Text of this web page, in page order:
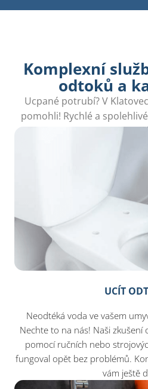
Komplexní
odtoků a
Ucpané potrubí? V
pomohli! Rychlé a
a
UCÍT
Neodtéká voda ve vašem
Nechte to na nás! Naši
pomocí ručních nebo
fungoval opět bez problémů.
vám ještě